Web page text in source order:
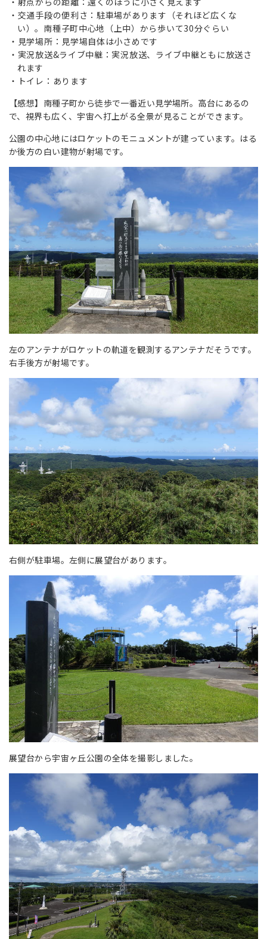
交通手段の便利さ：駐車場があります（それほど広くな
い）。南種子町中心地（上中）から歩いて30分ぐらい
見学場所：見学場自体は小さめです
実況放送&ライブ中継：実況放送、ライブ中継ともに放送さ
れます
トイレ：あります
【感想】南種子町から徒歩で一番近い見学場所。高台にあるの
で、視界も広く、宇宙へ打上がる全景が見ることができます。
公園の中心地にはロケットのモニュメントが建っています。はる
か後方の白い建物が射場です。
左のアンテナがロケットの軌道を観測するアンテナだそうです。
右手後方が射場です。
右側が駐車場。左側に展望台があります。
展望台から宇宙ヶ丘公園の全体を撮影しました。